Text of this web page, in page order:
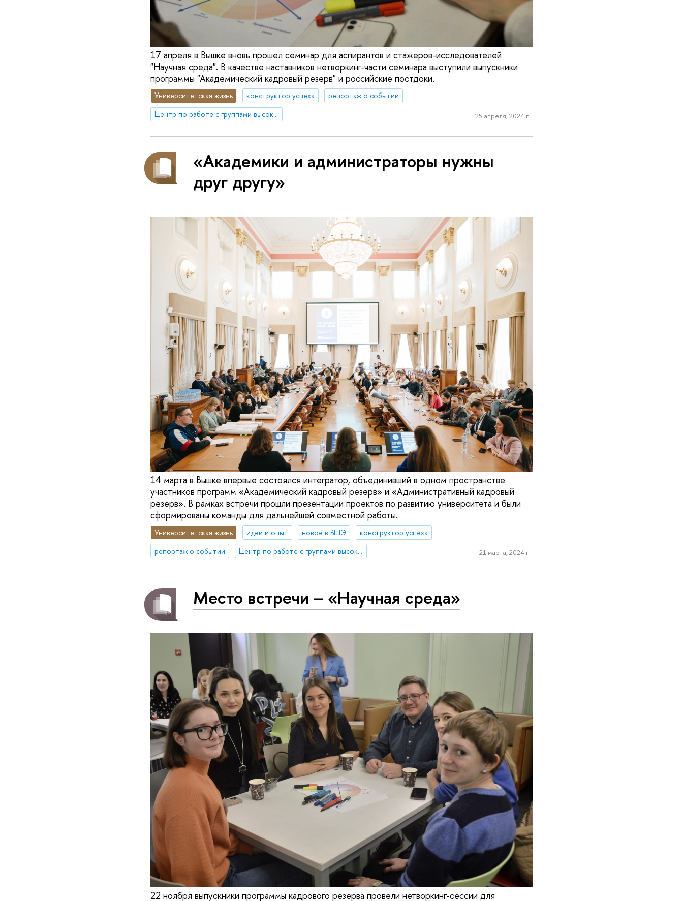
17 апреля в Вышке вновь прошел семинар для аспирантов и стажеров-исследователей
"Научная среда". В качестве наставников нетворкинг-части семинара выступили выпускники
программы "Академический кадровый резерв" и российские постдоки.
Университетская жизнь конструктор успеха
репортаж о событии
Центр по работе с группами высокого профессионального потенциала
25 апреля, 2024 г.
«Академики и администраторы нужны
друг другу»
14 марта в Вышке впервые состоялся интегратор, объединивший в одном пространстве
участников программ «Академический кадровый резерв» и «Административный кадровый
резерв». В рамках встречи прошли презентации проектов по развитию университета и были
сформированы команды для дальнейшей совместной работы.
Университетская жизнь идеи и опыт новое в ВШЭ
конструктор успеха
репортаж о событии
Центр по работе с группами высокого профессионального потенциала 21 марта, 2024 г.
Место встречи – «Научная среда»
22 ноября выпускники программы кадрового резерва провели нетворкинг-сессии для